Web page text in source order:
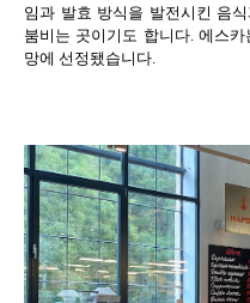
임과 발효 방식을 발전시킨 음
붐비는 곳이기도 합니다.에스
망에 선정됐습니다